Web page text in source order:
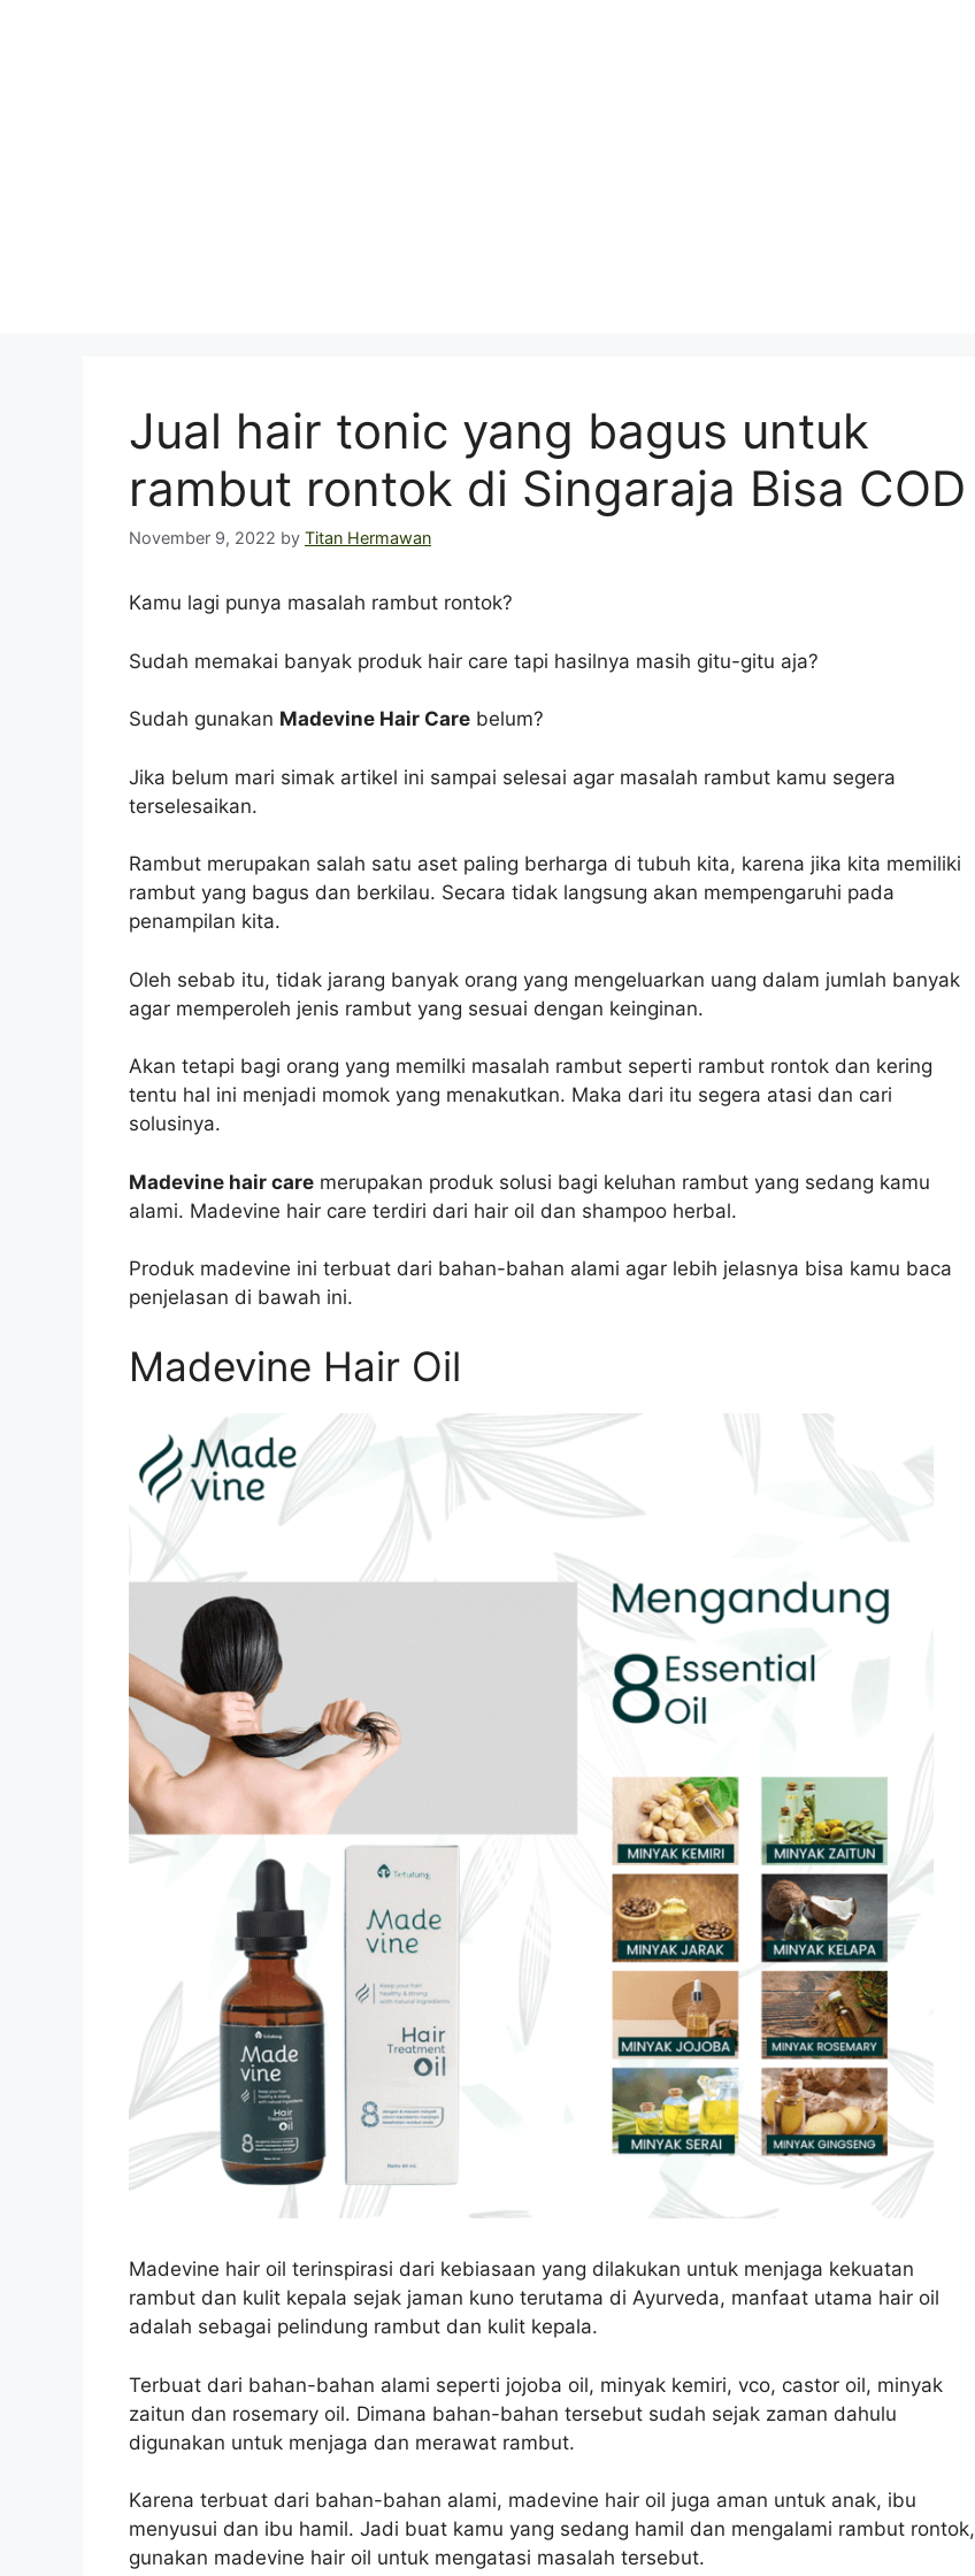
Jual hair tonic yang bagus untuk
rambut rontok di Singaraja Bisa COD
November 9, 2022 by Titan Hermawan
Kamu lagi punya masalah rambut rontok?
Sudah memakai banyak produk hair care tapi hasilnya masih gitu-gitu aja?
Sudah gunakan Madevine Hair Care belum?
Jika belum mari simak artikel ini sampai selesai agar masalah rambut kamu segera
terselesaikan.
Rambut merupakan salah satu aset paling berharga di tubuh kita, karena jika kita memiliki
rambut yang bagus dan berkilau. Secara tidak langsung akan mempengaruhi pada
penampilan kita.
Oleh sebab itu, tidak jarang banyak orang yang mengeluarkan uang dalam jumlah banyak
agar memperoleh jenis rambut yang sesuai dengan keinginan.
Akan tetapi bagi orang yang memilki masalah rambut seperti rambut rontok dan kering
tentu hal ini menjadi momok yang menakutkan. Maka dari itu segera atasi dan cari
solusinya.
Madevine hair care merupakan produk solusi bagi keluhan rambut yang sedang kamu
alami. Madevine hair care terdiri dari hair oil dan shampoo herbal.
Produk madevine ini terbuat dari bahan-bahan alami agar lebih jelasnya bisa kamu baca
penjelasan di bawah ini.
Madevine Hair Oil
Madevine hair oil terinspirasi dari kebiasaan yang dilakukan untuk menjaga kekuatan
rambut dan kulit kepala sejak jaman kuno terutama di Ayurveda, manfaat utama hair oil
adalah sebagai pelindung rambut dan kulit kepala.
Terbuat dari bahan-bahan alami seperti jojoba oil, minyak kemiri, vco, castor oil, minyak
zaitun dan rosemary oil. Dimana bahan-bahan tersebut sudah sejak zaman dahulu
digunakan untuk menjaga dan merawat rambut.
Karena terbuat dari bahan-bahan alami, madevine hair oil juga aman untuk anak, ibu
menyusui dan ibu hamil. Jadi buat kamu yang sedang hamil dan mengalami rambut rontok,
gunakan madevine hair oil untuk mengatasi masalah tersebut.